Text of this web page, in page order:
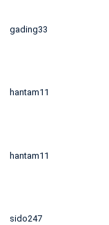
gading33
hantam11
hantam11
sido247